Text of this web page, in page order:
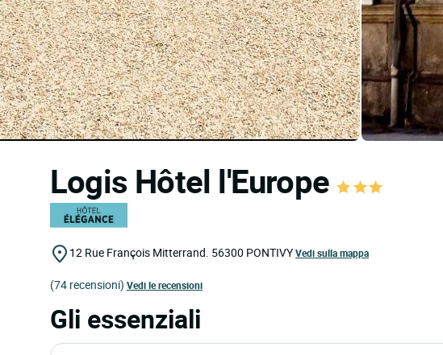
Logis Hôtel l'Europe
12 Rue François Mitterrand. 56300 PONTIVYVedi sulla mappa
(74 recensioni) Vedi le recensioni
Gli essenziali